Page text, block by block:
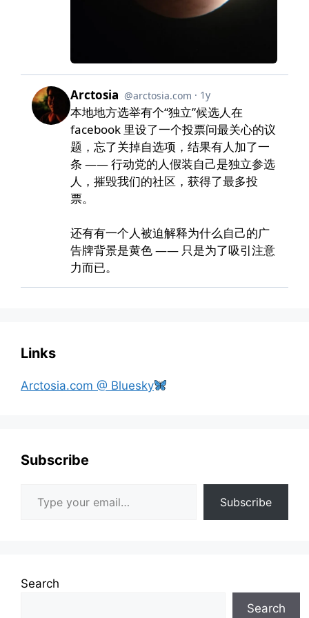
Links
Arctosia.com @ Bluesky
Subscribe
Subscribe
Search
Search